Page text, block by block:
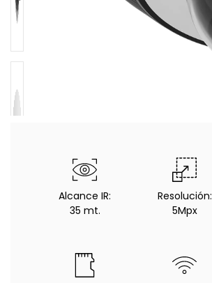
Alcance IR:
35 mt.
Resolución:
5Mpx